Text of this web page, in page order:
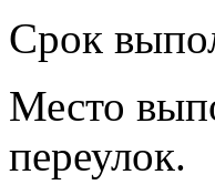
Срок
Место
переулок.